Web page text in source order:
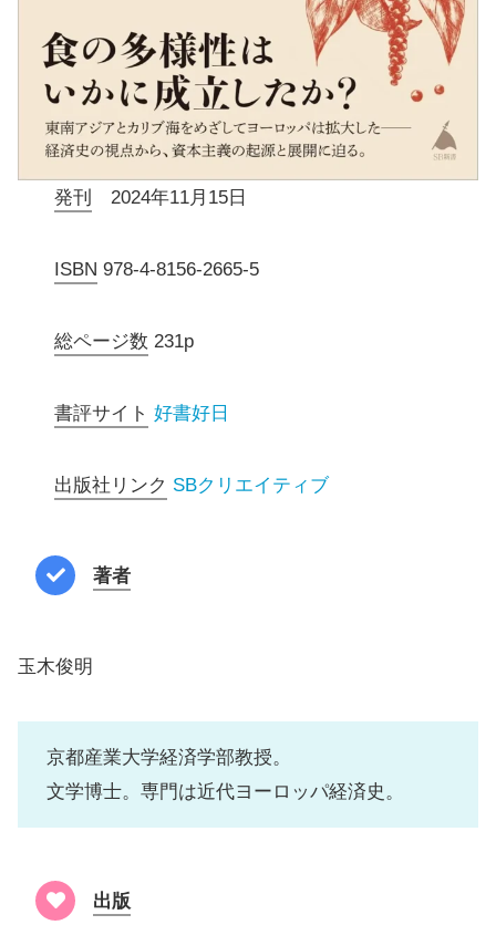
発刊 2024年11月15日
ISBN 978-4-8156-2665-5
総ページ数 231p
書評サイト 好書好日
出版社リンク SBクリエイティブ
著者
玉木俊明
京都産業大学経済学部教授。
文学博士。専門は近代ヨーロッパ経済史。
出版